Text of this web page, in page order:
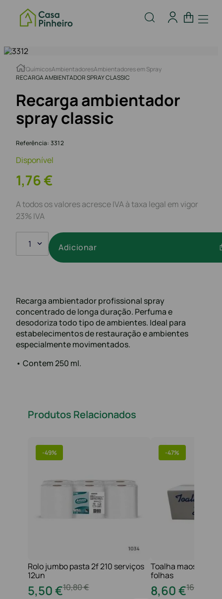
QuímicosAmbientadoresAmbientadores em Spray
RECARGA AMBIENTADOR SPRAY CLASSIC
Recarga ambientador
spray classic
Referência: 3312
Disponível
1,76€
A todos os valores acresce IVA à taxa legal em vigor
23% IVA
1 Adicionar
Recarga ambientador profissional spray
concentrado de longa duração. Perfuma e
desodoriza todo tipo de ambientes. Ideal para
estabelecimentos de restauração e ambientes
especialmente movimentados.
• Contem 250 ml.
Produtos Relacionados
-49%
Rolo jumbo pasta 2f 210 serviços
12un
10,80€
5,50€
-47%
Toalha maos 2f
folhas
16
8,60€